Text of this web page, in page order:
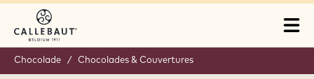
Chocolade / Chocolades & Couvertures